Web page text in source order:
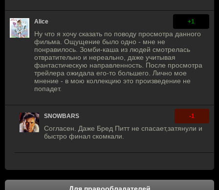
Alice +1
Ну что я хочу сказать по поводу просмотра данного
фильма. Ощущение было одно - мне не
понравилось. Зомби-каша из людей смотрелась
отвратительно и нереально, даже учитывая
фантастическую направленность. После просмотра
трейлера ожидала его-то большего. Лично мое
мнение - в мою коллекцию это произведение не
попадет.
SNOWBARS -1
Согласен. Даже Бред Питт не спасает,затянули и
быстро финал скомкали.